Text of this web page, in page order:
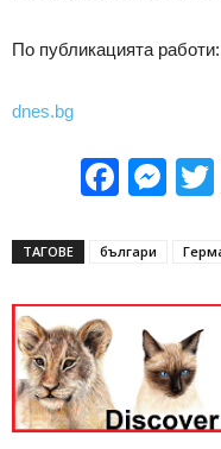
По публикацията
dnes.bg
ТАГОВЕ българи